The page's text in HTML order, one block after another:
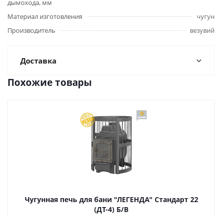
дымохода, мм
Материал изготовления
чугун
Производитель
везувий
Доставка
Похожие товары
Чугунная печь для бани "ЛЕГЕНДА" Стандарт 22
(ДТ-4) Б/В